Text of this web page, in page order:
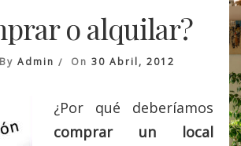
o alquilar?
Admin On 30 Abril, 2012
¿Por qué deberíamos
comprar un local